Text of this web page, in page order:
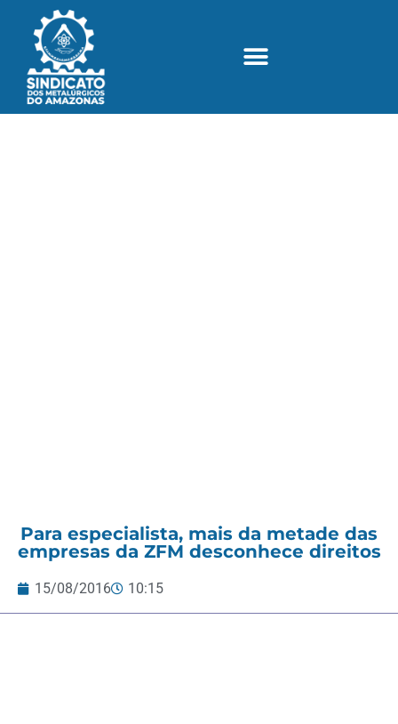
Para especialista, mais da metade das
empresas da ZFM desconhece direitos
15/08/2016 10:15